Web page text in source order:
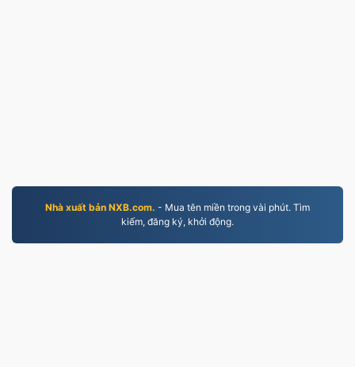
Nhà xuất bản NXB.com. - Mua tên miền trong vài phút. Tìm
kiếm, đăng ký, khởi động.